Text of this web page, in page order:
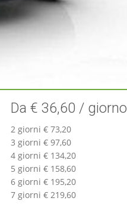
Da € 36,60 / giorno
2 giorni € 73,20
3 giorni € 97,60
4 giorni € 134,20
5 giorni € 158,60
6 giorni € 195,20
7 giorni € 219,60